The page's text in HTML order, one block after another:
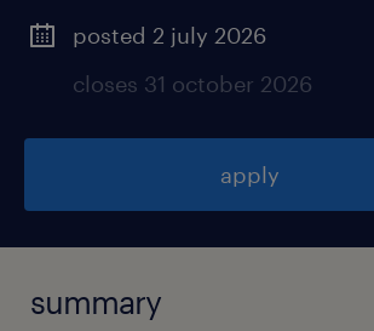
posted 2 july 2026
closes 31 october 2026
apply
summary